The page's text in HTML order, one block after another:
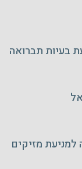
בעיות תברואה
מזיקים